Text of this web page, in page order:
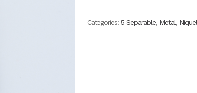
Categories: 5 Separable, Metal, Niquel